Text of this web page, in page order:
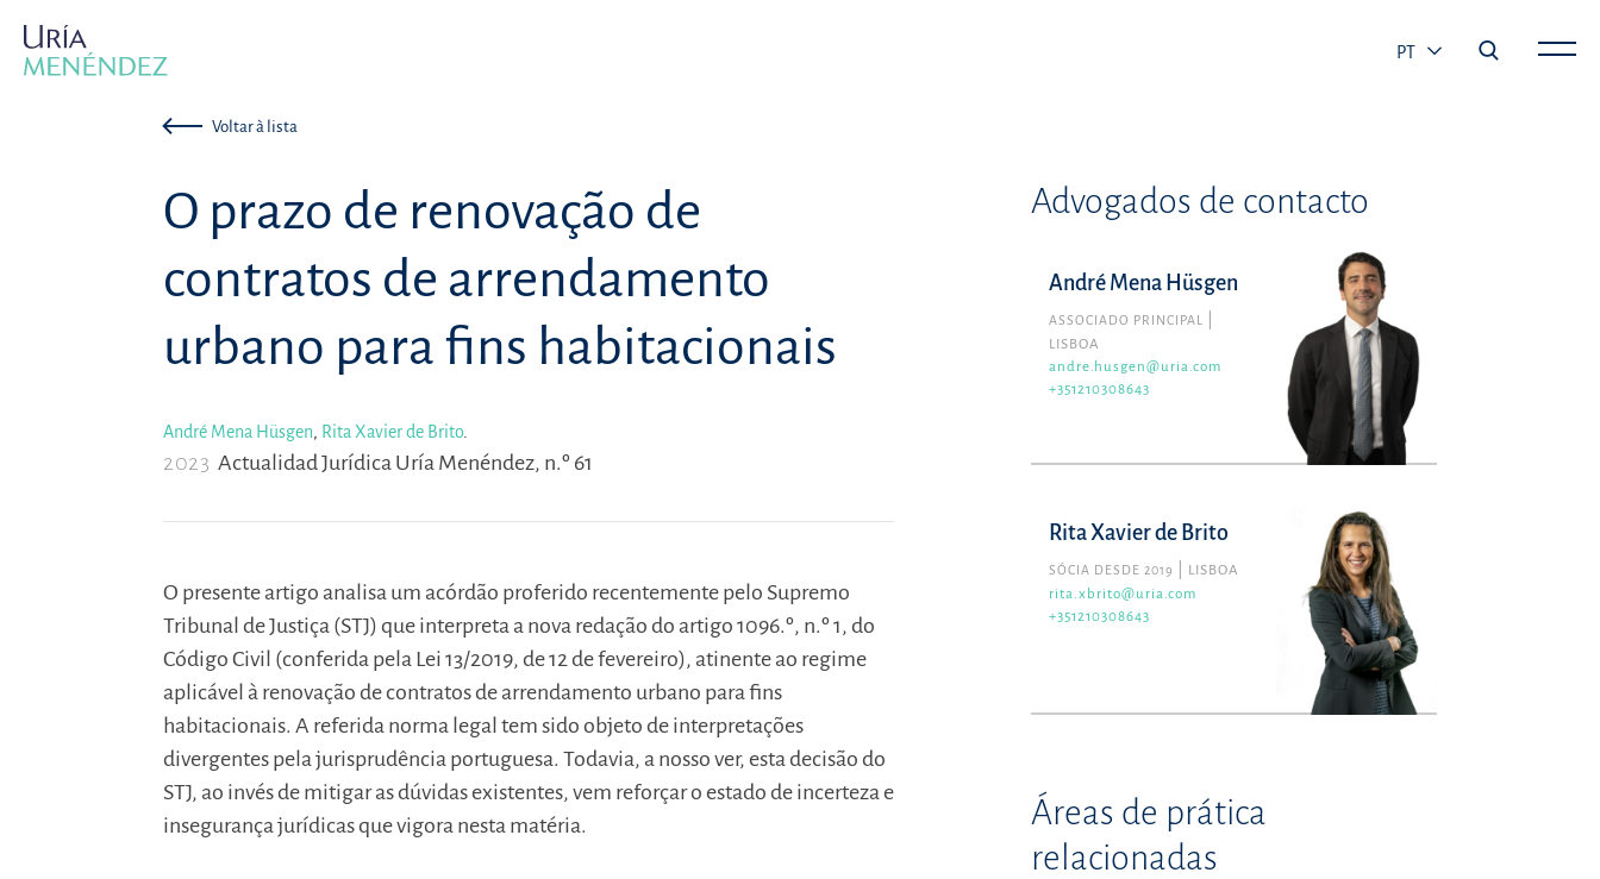
PT
Voltar à lista
O prazo de renovação de
contratos de arrendamento
urbano para fins habitacionais
André Mena Hüsgen, Rita Xavier de Brito.
2023 Actualidad Jurídica Uría Menéndez, n.º 61
O presente artigo analisa um acórdão proferido recentemente pelo Supremo
Tribunal de Justiça (STJ) que interpreta a nova redação do artigo 1096.º, n.º 1, do
Código Civil (conferida pela Lei 13/2019, de 12 de fevereiro), atinente ao regime
aplicável à renovação de contratos de arrendamento urbano para fins
habitacionais. A referida norma legal tem sido objeto de interpretações
divergentes pela jurisprudência portuguesa. Todavia, a nosso ver, esta decisão do
STJ, ao invés de mitigar as dúvidas existentes, vem reforçar o estado de incerteza e
insegurança jurídicas que vigora nesta matéria.
Advogados de contacto
André Mena Hüsgen
ASSOCIADO PRINCIPAL
LISBOA
andre.husgen@uria.com
+351210308643
Rita Xavier de Brito
SÓCIA DESDE 2019
LISBOA
rita.xbrito@uria.com
+351210308643
Áreas de prática
relacionadas